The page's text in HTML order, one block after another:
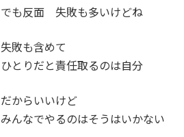
でも反面 失敗も多いけどね
失敗も含めて
ひとりだと責任取るのは自分
だからいいけど
みんなでやるのはそうはいかない